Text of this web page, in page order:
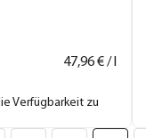
47,96€ / l
Verfügbarkeit zu